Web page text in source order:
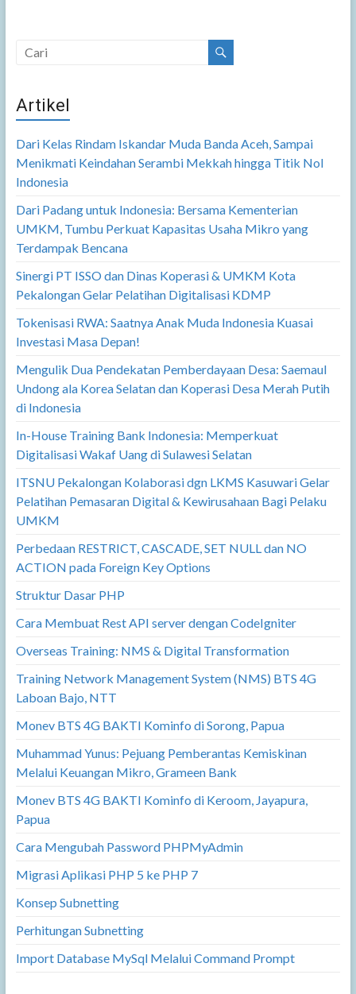
Artikel
Dari Kelas Rindam Iskandar Muda Banda Aceh, Sampai
Menikmati Keindahan Serambi Mekkah hingga Titik Nol
Indonesia
Dari Padang untuk Indonesia: Bersama Kementerian
UMKM, Tumbu Perkuat Kapasitas Usaha Mikro yang
Terdampak Bencana
Sinergi PT ISSO dan Dinas Koperasi & UMKM Kota
Pekalongan Gelar Pelatihan Digitalisasi KDMP
Tokenisasi RWA: Saatnya Anak Muda Indonesia Kuasai
Investasi Masa Depan!
Mengulik Dua Pendekatan Pemberdayaan Desa: Saemaul
Undong ala Korea Selatan dan Koperasi Desa Merah Putih
di Indonesia
In-House Training Bank Indonesia: Memperkuat
Digitalisasi Wakaf Uang di Sulawesi Selatan
ITSNU Pekalongan Kolaborasi dgn LKMS Kasuwari Gelar
Pelatihan Pemasaran Digital & Kewirusahaan Bagi Pelaku
UMKM
Perbedaan RESTRICT, CASCADE, SET NULL dan NO
ACTION pada Foreign Key Options
Struktur Dasar PHP
Cara Membuat Rest API server dengan CodeIgniter
Overseas Training: NMS & Digital Transformation
Training Network Management System (NMS) BTS 4G
Laboan Bajo, NTT
Monev BTS 4G BAKTI Kominfo di Sorong, Papua
Muhammad Yunus: Pejuang Pemberantas Kemiskinan
Melalui Keuangan Mikro, Grameen Bank
Monev BTS 4G BAKTI Kominfo di Keroom, Jayapura,
Papua
Cara Mengubah Password PHPMyAdmin
Migrasi Aplikasi PHP 5 ke PHP 7
Konsep Subnetting
Perhitungan Subnetting
Import Database MySql Melalui Command Prompt